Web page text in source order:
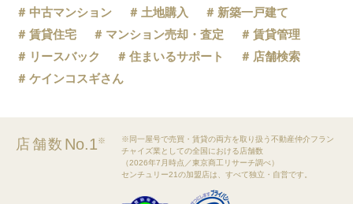
中古マンション
土地購入
新築一戸建て
賃貸住宅
マンション売却・査定
賃貸管理
リースバック
住まいるサポート
店舗検索
ケインコスギさん
店舗数 No.1※
※同一屋号で売買・賃貸の両方を取り扱う不動産仲介フラン
チャイズ業としての全国における店舗数
（2026年7月時点／東京商工リサーチ調べ）
センチュリー21の加盟店は、すべて独立・自営です。